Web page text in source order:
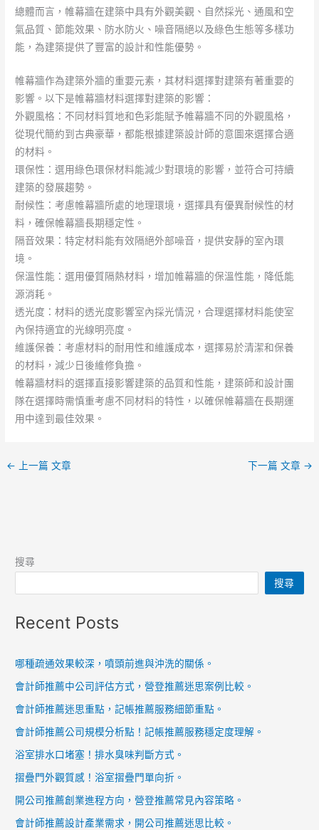
總體而言，帷幕牆在建築中具有外觀美觀、自然採光、通風和空
氣品質、節能效果、防水防火、噪音隔絕以及綠色生態等多樣功
能，為建築提供了豐富的設計和性能優勢。
帷幕牆作為建築外牆的重要元素，其材料選擇對建築有著重要的
影響。以下是帷幕牆材料選擇對建築的影響：
外觀風格：不同材料質地和色彩能賦予帷幕牆不同的外觀風格，
從現代簡約到古典豪華，都能根據建築設計師的意圖來選擇合適
的材料。
環保性：選用綠色環保材料能減少對環境的影響，並符合可持續
建築的發展趨勢。
耐候性：考慮帷幕牆所處的地理環境，選擇具有優異耐候性的材
料，確保帷幕牆長期穩定性。
隔音效果：特定材料能有效隔絕外部噪音，提供安靜的室內環
境。
保溫性能：選用優質隔熱材料，增加帷幕牆的保溫性能，降低能
源消耗。
透光度：材料的透光度影響室內採光情況，合理選擇材料能使室
內保持適宜的光線明亮度。
維護保養：考慮材料的耐用性和維護成本，選擇易於清潔和保養
的材料，減少日後維修負擔。
帷幕牆材料的選擇直接影響建築的品質和性能，建築師和設計團
隊在選擇時需慎重考慮不同材料的特性，以確保帷幕牆在長期運
用中達到最佳效果。
← 上一篇 文章 下一篇 文章 →
搜尋
搜尋
Recent Posts
哪種疏通效果較深，噴頭前進與沖洗的關係。
會計師推薦中公司評估方式，營登推薦迷思案例比較。
會計師推薦迷思重點，記帳推薦服務細節重點。
會計師推薦公司規模分析點！記帳推薦服務穩定度理解。
浴室排水口堵塞！排水臭味判斷方式。
摺疊門外觀質感！浴室摺疊門單向折。
開公司推薦創業進程方向，營登推薦常見內容策略。
會計師推薦設計產業需求，開公司推薦迷思比較。